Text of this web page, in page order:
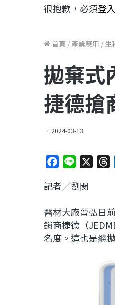
很抱歉，必須登入